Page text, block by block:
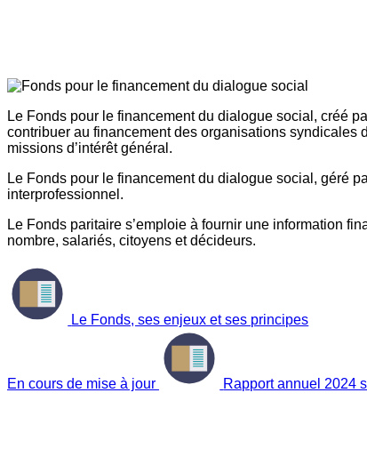
Le Fonds pour le financement du dialogue social, créé
contribuer au financement des organisations syndicales
missions d’intérêt général.
Le Fonds pour le financement du dialogue social, géré
interprofessionnel.
Le Fonds paritaire s’emploie à fournir une information
nombre, salariés, citoyens et décideurs.
Le Fonds, ses enjeux et ses principes
En cours de mise à jour Rapport annuel 2024